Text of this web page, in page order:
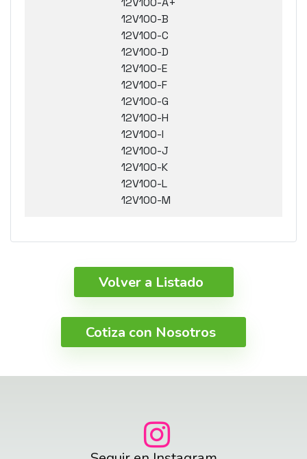
12V100-B
12V100-C
12V100-D
12V100-E
12V100-F
12V100-G
12V100-H
12V100-I
12V100-J
12V100-K
12V100-L
12V100-M
Volver a Listado
Cotiza con Nosotros